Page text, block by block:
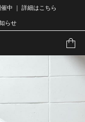
中 ｜ 詳細はこちら
らせ